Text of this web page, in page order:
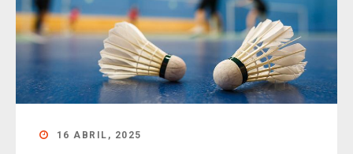
16 ABRIL, 2025